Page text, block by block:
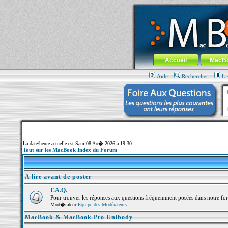
MacBook-fr.com : 100% Apple... 100%
Aller au contenu-Aller au menu
Menu général
Accueil
Aide Rechercher
La date/heure actuelle est Sam 08 Ao� 2026 à 19:30
Tout sur les MacBook Index du Forum
A lire avant de poster
F.A.Q.
Pour trouver les réponses aux questions fréquemment posées dans notre
Mod�rateurEquipe des Modérateurs
MacBook & MacBook Pro Unibody